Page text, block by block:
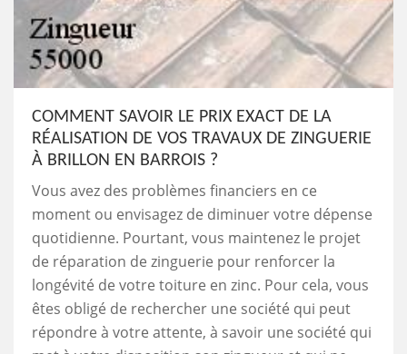
COMMENT SAVOIR LE PRIX EXACT DE LA
RÉALISATION DE VOS TRAVAUX DE ZINGUERIE
À BRILLON EN BARROIS ?
Vous avez des problèmes financiers en ce
moment ou envisagez de diminuer votre dépense
quotidienne. Pourtant, vous maintenez le projet
de réparation de zinguerie pour renforcer la
longévité de votre toiture en zinc. Pour cela, vous
êtes obligé de rechercher une société qui peut
répondre à votre attente, à savoir une société qui